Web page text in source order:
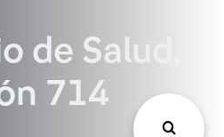
de Salud,
714